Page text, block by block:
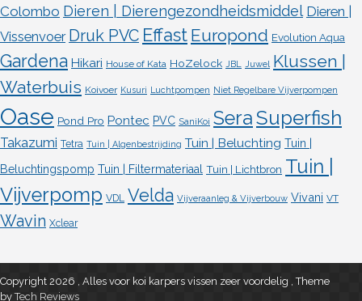
Colombo Dieren | Dierengezondheidsmiddel Dieren |
Vissenvoer Druk PVC Effast Europond Evolution Aqua
Gardena Hikari House of Kata HoZelock JBL Juwel Klussen |
Waterbuis Koivoer Kusuri Luchtpompen Niet Regelbare Vijverpompen
Oase Pond Pro Pontec PVC SaniKoi SeraSuperfish
Takazumi Tetra Tuin | Algenbestrijding Tuin | Beluchting Tuin |
Beluchtingspomp Tuin | Filtermateriaal Tuin | Lichtbron Tuin |
Vijverpomp VDL Velda Vijveraanleg & Vijverbouw Vivani VT
Wavin Xclear
Copyright 2026 , Alles voor koi karpers vissen zeer voordelig ,Theme
byTech Reviews